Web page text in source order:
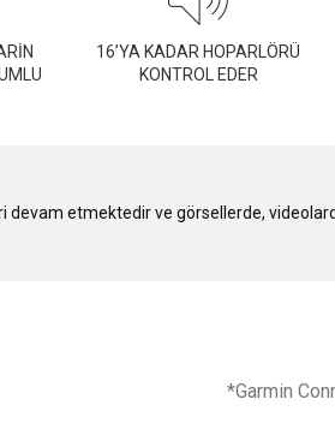
16’YA KADAR HOPARLÖRÜ
KONTROL EDER
devam etmektedir ve görsellerde,
*Garmin